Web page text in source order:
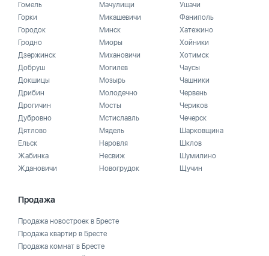
Гомель
Горки
Городок
Гродно
Дзержинск
Добруш
Докшицы
Дрибин
Дрогичин
Дубровно
Дятлово
Ельск
Жабинка
Ждановичи
Мачулищи
Микашевичи
Минск
Миоры
Михановичи
Могилев
Мозырь
Молодечно
Мосты
Мстиславль
Мядель
Наровля
Несвиж
Новогрудок
Ушачи
Фаниполь
Хатежино
Хойники
Хотимск
Чаусы
Чашники
Червень
Чериков
Чечерск
Шарковщина
Шклов
Шумилино
Щучин
Продажа
Продажа новостроек в Бресте
Продажа квартир в Бресте
Продажа комнат в Бресте